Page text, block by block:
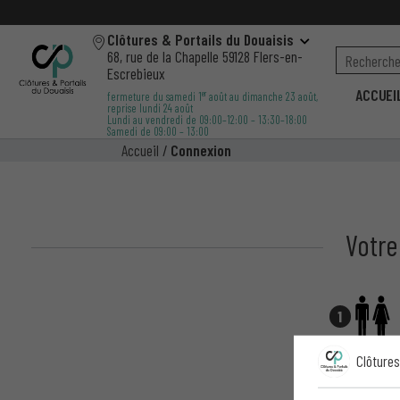
Clôtures & Portails du Douaisis
68, rue de la Chapelle 59128 Flers-en-
Escrebieux
fermeture du samedi 1eraoût au dimanche 23 août,
reprise lundi 24 août
Lundi au vendredi de 09:00–12:00 – 13:30–18:00
Samedi de 09:00 – 13:00
ACCUEIL
Accueil / Connexion
1
conseiller
ou au